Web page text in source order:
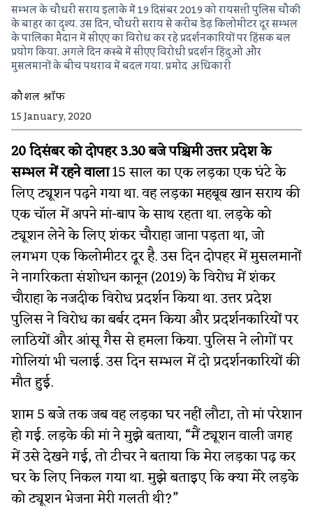
सम्भल के चौधरी सराय इलाके में 19 दिसंबर 2019 को रायसत्ती पुलिस चौकी
के बाहर का दृश्य. उस दिन, चौधरी सराय से करीब डेढ़ किलोमीटर दूर सम्भल
के पालिका मैदान में सीएए का विरोध कर रहे प्रदर्शनकारियों पर हिंसक बल
प्रयोग किया. अगले दिन कस्बे में सीएए विरोधी प्रदर्शन हिंदुओं और
मुसलमानों के बीच पथराव में बदल गया.प्रमोद अधिकारी
कौशल श्रॉफ
15 January, 2020
20 दिसंबर को दोपहर 3.30 बजे पश्चिमी उत्तर प्रदेश के
सम्भल में रहने वाला15 साल का एक लड़का एक घंटे के
लिए ट्यूशन पढ़ने गया था. वह लड़का महबूब खान सराय की
एक चॉल में अपने मां-बाप के साथ रहता था. लड़के को
ट्यूशन लेने के लिए शंकर चौराहा जाना पड़ता था, जो
लगभग एक किलोमीटर दूर है. उस दिन दोपहर में मुसलमानों
ने नागरिकता संशोधन कानून (2019) के विरोध में शंकर
चौराहा के नजदीक विरोध प्रदर्शन किया था. उत्तर प्रदेश
पुलिस ने विरोध का बर्बर दमन किया और प्रदर्शनकारियों पर
लाठियों और आंसू गैस से हमला किया. पुलिस ने लोगों पर
गोलियां भी चलाई. उस दिन सम्भल में दो प्रदर्शनकारियों की
मौत हुई.
शाम 5 बजे तक जब वह लड़का घर नहीं लौटा, तो मां परेशान
हो गई. लड़के की मां ने मुझे बताया, “मैं ट्यूशन वाली जगह
में उसे देखने गई, तो टीचर ने बताया कि मेरा लड़का पढ़ कर
घर के लिए निकल गया था. मुझे बताइए कि क्या मेरे लड़के
को ट्यूशन भेजना मेरी गलती थी?”